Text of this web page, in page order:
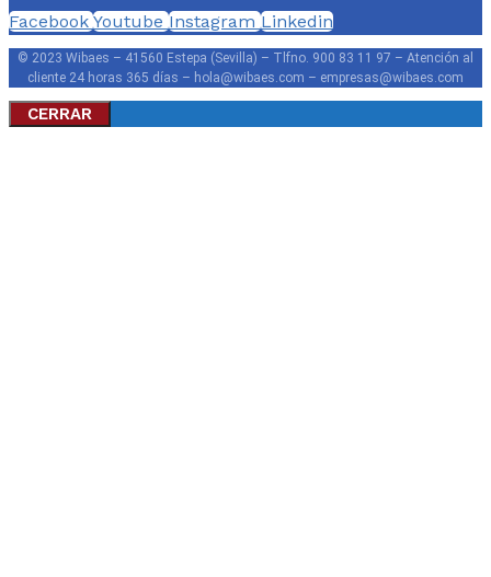
Facebook Youtube Instagram Linkedin
© 2023 Wibaes – 41560 Estepa (Sevilla) – Tlfno. 900 83 11 97 – Atención al
cliente 24 horas 365 días – hola@wibaes.com – empresas@wibaes.com
CERRAR